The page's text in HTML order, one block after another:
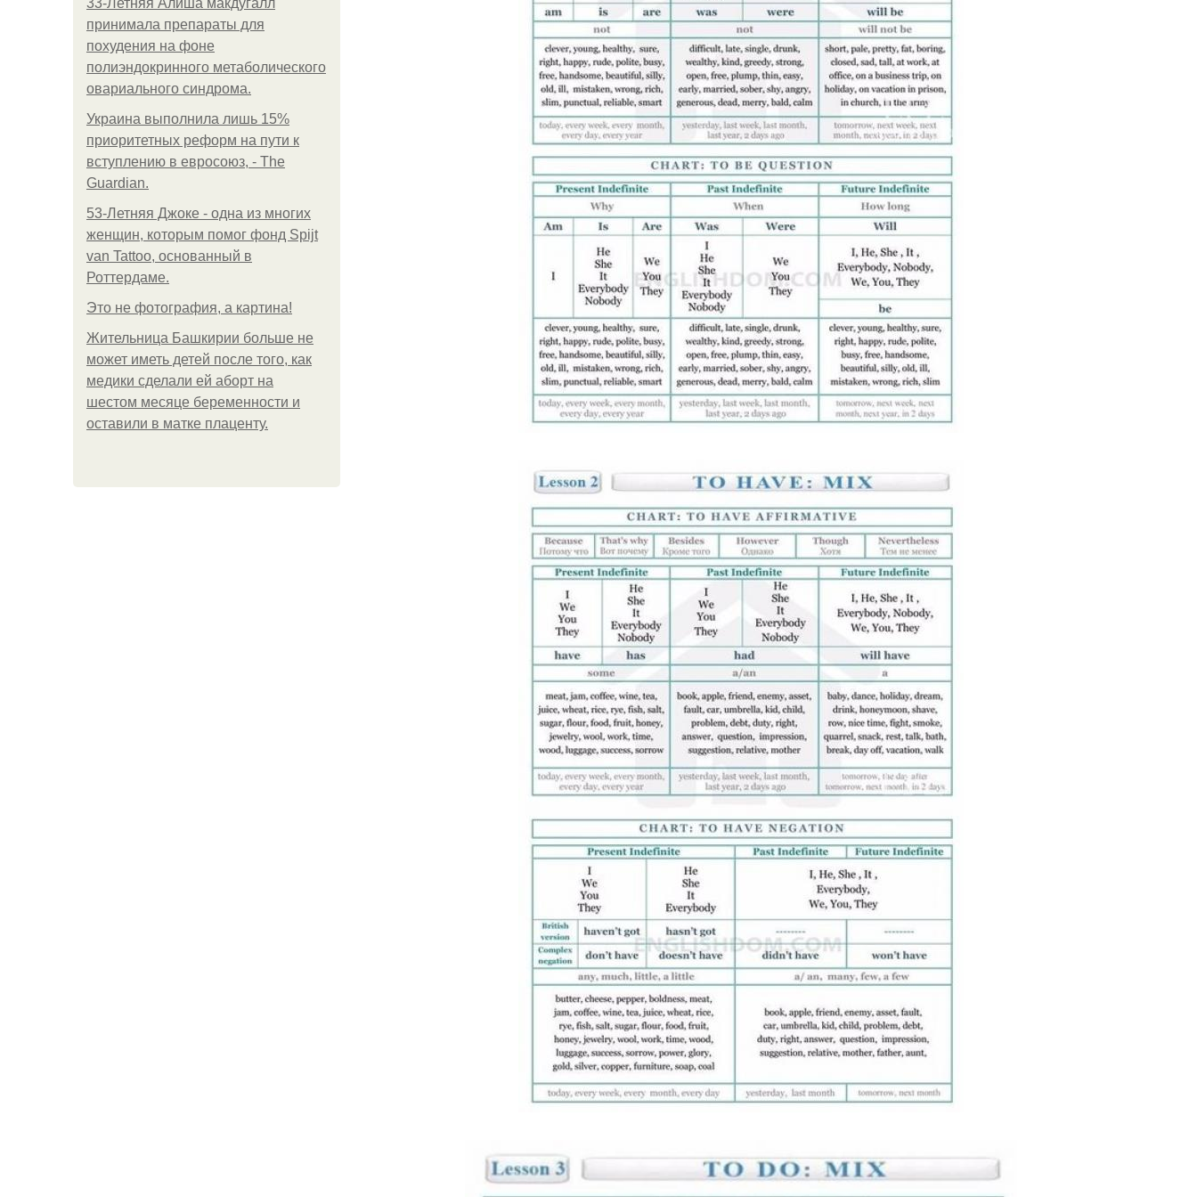
33-Летняя Алиша макдугалл
принимала препараты для
похудения на фоне
полиэндокринного метаболического
овариального синдрома.
Украина выполнила лишь 15%
приоритетных реформ на пути к
вступлению в евросоюз, - The
Guardian.
53-Летняя Джоке - одна из многих
женщин, которым помог фонд Spijt
van Tattoo, основанный в
Роттердаме.
Это не фотография, а картина!
Жительница Башкирии больше не
может иметь детей после того, как
медики сделали ей аборт на
шестом месяце беременности и
оставили в матке плаценту.